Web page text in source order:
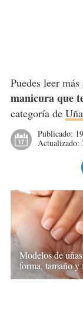
Puedes leer
manicura que
categoría de
Publicado:
Actualizado:
Modelos de
forma, tamaño y